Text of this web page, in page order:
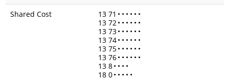
Shared Cost
13 71 • • • • • •
13 72• • • • • •
13 73• • • • • •
13 74• • • • • •
13 75• • • • • •
13 76• • • • • •
13 8• • • •
18 0• • • • •